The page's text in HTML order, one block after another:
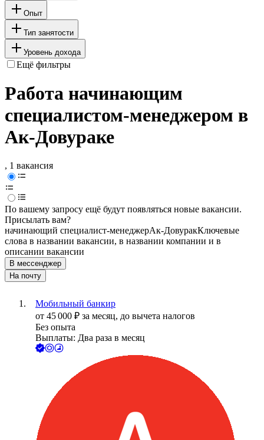
Опыт
Тип занятости
Уровень дохода
Ещё фильтры
Работа начинающим
специалистом-менеджером в
Ак-Довураке
, 1 вакансия
По вашему запросу ещё будут появляться новые вакансии.
Присылать вам?
начинающий специалист-менеджерАк-ДовуракКлючевые
слова в названии вакансии, в названии компании и в
описании вакансии
В мессенджер
На почту
Мобильный банкир
от 45 000 ₽ за месяц, до вычета налогов
Без опыта
Выплаты: Два раза в месяц